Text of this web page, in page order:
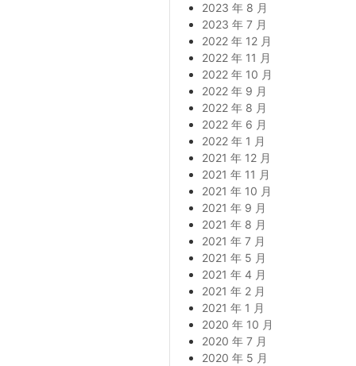
2023 年 8 月
2023 年 7 月
2022 年 12 月
2022 年 11 月
2022 年 10 月
2022 年 9 月
2022 年 8 月
2022 年 6 月
2022 年 1 月
2021 年 12 月
2021 年 11 月
2021 年 10 月
2021 年 9 月
2021 年 8 月
2021 年 7 月
2021 年 5 月
2021 年 4 月
2021 年 2 月
2021 年 1 月
2020 年 10 月
2020 年 7 月
2020 年 5 月